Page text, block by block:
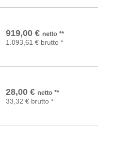
919,00 € netto**
1.093,61 € brutto *
In den Warenkorb
28,00 € netto**
33,32 € brutto *
In den Warenkorb